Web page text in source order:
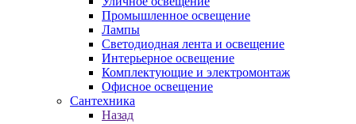
Промышленное освещение
Лампы
Светодиодная лента и освещение
Интерьерное освещение
Комплектующие и электромонтаж
Офисное освещение
Сантехника
Назад